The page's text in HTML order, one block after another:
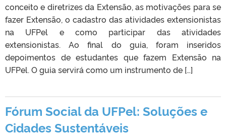
conceito e diretrizes da Extensão, as motivações para se
fazer Extensão, o cadastro das atividades extensionistas
na UFPel e como participar das atividades
extensionistas. Ao final do guia, foram inseridos
depoimentos de estudantes que fazem Extensão na
UFPel. O guia servirá como um instrumento de […]
Fórum Social da UFPel: Soluções e
Cidades Sustentáveis